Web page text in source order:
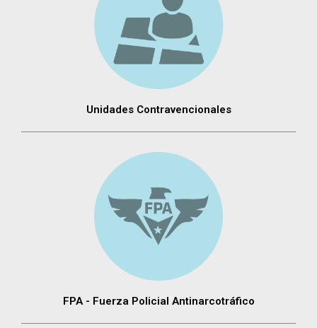
Unidades Contravencionales
FPA - Fuerza Policial Antinarcotráfico